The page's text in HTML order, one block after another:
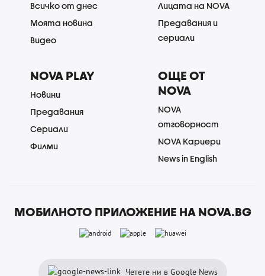
Всичко от днес
Моята новина
Видео
Лицата на NOVA
Предавания и
сериали
NOVA PLAY
Новини
Предавания
Сериали
Филми
ОЩЕ ОТ
NOVA
NOVA
отговорност
NOVA Кариери
News in English
МОБИЛНОТО ПРИЛОЖЕНИЕ НА NOVA.BG
Четете ни в Google News